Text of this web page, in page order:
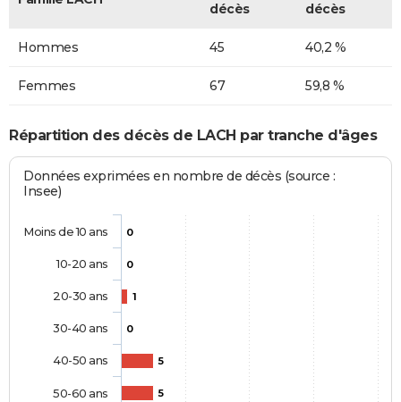
décès
décès
Hommes 45 40,2 %
Femmes 67 59,8 %
Répartition des décès de LACH par tranche d'âges
Données exprimées en nombre de décès (source :
Insee)
0
0
1
0
5
5
Moins de 10 ans
10-20 ans
20-30 ans
30-40 ans
40-50 ans
50-60 ans